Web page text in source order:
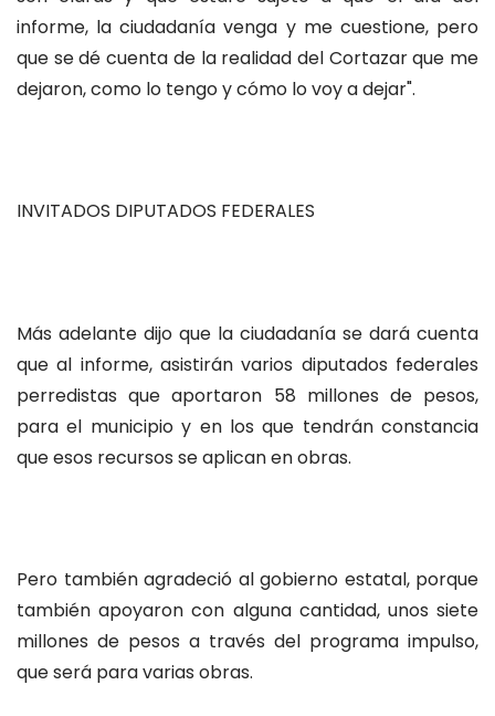
informe, la ciudadanía venga y me cuestione, pero
que se dé cuenta de la realidad del Cortazar que me
dejaron, como lo tengo y cómo lo voy a dejar".
INVITADOS DIPUTADOS FEDERALES
Más adelante dijo que la ciudadanía se dará cuenta
que al informe, asistirán varios diputados federales
perredistas que aportaron 58 millones de pesos,
para el municipio y en los que tendrán constancia
que esos recursos se aplican en obras.
Pero también agradeció al gobierno estatal, porque
también apoyaron con alguna cantidad, unos siete
millones de pesos a través del programa impulso,
que será para varias obras.